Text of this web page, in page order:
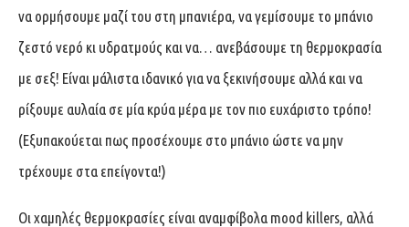
να ορμήσουμε μαζί του στη μπανιέρα, να γεμίσουμε το μπάνιο
ζεστό νερό κι υδρατμούς και να… ανεβάσουμε τη θερμοκρασία
με σεξ! Είναι μάλιστα ιδανικό για να ξεκινήσουμε αλλά και να
ρίξουμε αυλαία σε μία κρύα μέρα με τον πιο ευχάριστο τρόπο!
(Εξυπακούεται πως προσέχουμε στο μπάνιο ώστε να μην
τρέχουμε στα επείγοντα!)
Οι χαμηλές θερμοκρασίες είναι αναμφίβολα mood killers, αλλά